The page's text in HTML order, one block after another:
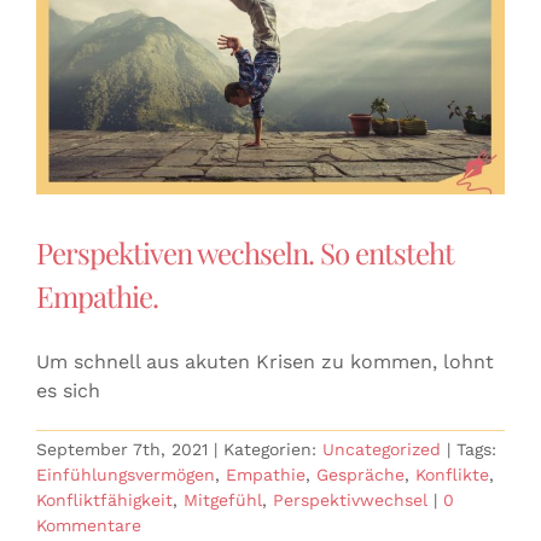
Perspektiven wechseln. So entsteht
Empathie.
Um schnell aus akuten Krisen zu kommen, lohnt
es sich
September 7th, 2021 | Kategorien: Uncategorized | Tags:
Einfühlungsvermögen, Empathie, Gespräche, Konflikte,
Konfliktfähigkeit, Mitgefühl, Perspektivwechsel | 0
Kommentare